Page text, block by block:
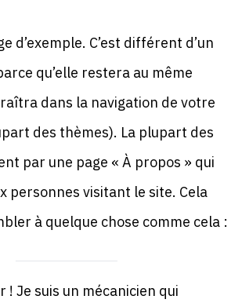
d’exemple. C’est différent d’un
qu’elle restera au même
dans la navigation de votre
des thèmes). La plupart des
par une page « À propos » qui
personnes visitant le site. Cela
à quelque chose comme cela :
! Je suis un mécanicien qui